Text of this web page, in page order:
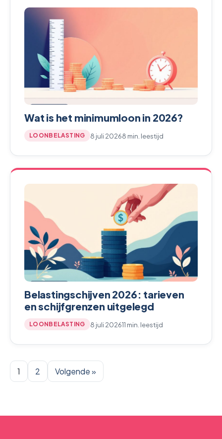
Wat is het minimumloon in 2026?
LOONBELASTING 8 juli 20268 min. leestijd
Belastingschijven 2026: tarieven
en schijfgrenzen uitgelegd
LOONBELASTING 8 juli 202611 min. leestijd
1 2 Volgende »